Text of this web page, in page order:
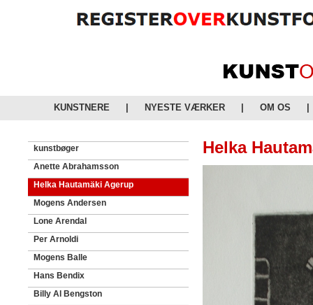
KUNSTNERE NYESTE VÆRKER OM OS
kunstbøger
Anette Abrahamsson
Helka Hautamäki Agerup
Mogens Andersen
Lone Arendal
Per Arnoldi
Mogens Balle
Hans Bendix
Billy Al Bengston
Helka